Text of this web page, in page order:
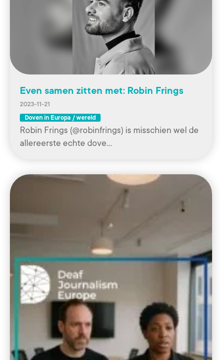
Even samen zitten met: Robin Frings
2023-11-21
Doven in Europa / wereld
Robin Frings (@robinfrings) is misschien wel de
allereerste echte dove…